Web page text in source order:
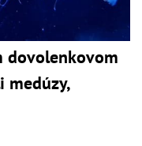
dovolenkovom
medúzy,